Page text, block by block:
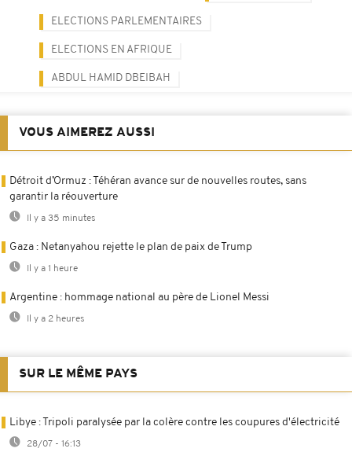
ELECTIONS PARLEMENTAIRES
ELECTIONS EN AFRIQUE
ABDUL HAMID DBEIBAH
VOUS AIMEREZ AUSSI
Détroit d’Ormuz : Téhéran avance sur de nouvelles routes, sans
garantir la réouverture
Il y a 35 minutes
Gaza : Netanyahou rejette le plan de paix de Trump
Il y a 1 heure
Argentine : hommage national au père de Lionel Messi
Il y a 2 heures
SUR LE MÊME PAYS
Libye : Tripoli paralysée par la colère contre les coupures d'électricité
28/07 - 16:13